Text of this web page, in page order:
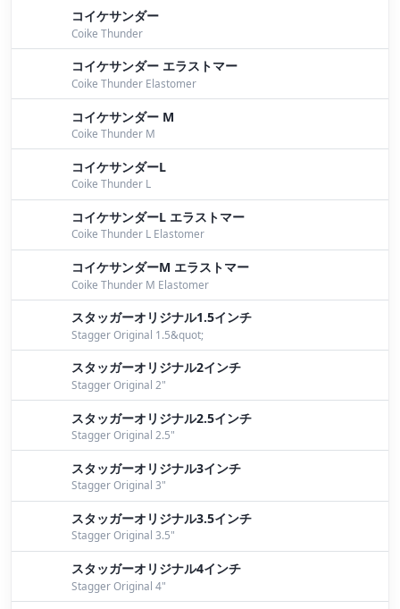
桧原湖ガイドby Bomber
明日は・・・。by Bomber
パイロンおさらい②by Bomber
パイロンおさらいby Bomber
桧原湖ガイド by Bomber
桧原湖ガイドby Bomber
明日は・・・。by Bomber
パイロンタックルby Bomber
パイロンby Bomber
桧原湖ガイド by Bomber
ボイル撃ち by Bomber
桧原湖プチ情報by Bomber
パイロン！！！by Nomura
パイロンというサーフェスプラグ
今日は「真ん中から上」の日でした。
夕方ポッキー by Iwata
出ずっぱり！by Yokoyama
コイケサンダー
Coike Thunder
コイケサンダー エラストマー
Coike Thunder Elastomer
コイケサンダー M
Coike Thunder M
コイケサンダーL
Coike Thunder L
コイケサンダーL エラストマー
Coike Thunder L Elastomer
コイケサンダーM エラストマー
Coike Thunder M Elastomer
スタッガーオリジナル1.5インチ
Stagger Original 1.5&quot;
スタッガーオリジナル2インチ
Stagger Original 2"
スタッガーオリジナル2.5インチ
Stagger Original 2.5"
スタッガーオリジナル3インチ
Stagger Original 3"
スタッガーオリジナル3.5インチ
Stagger Original 3.5"
スタッガーオリジナル4インチ
Stagger Original 4"